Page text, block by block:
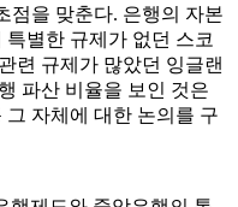
점을 맞춘다. 은행의 자본
별한 규제가 없던 스코
련 규제가 많았던 잉글랜
파산 비율을 보인 것은
자체에 대한 논의를 구